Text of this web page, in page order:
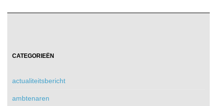
CATEGORIEËN
actualiteitsbericht
ambtenaren